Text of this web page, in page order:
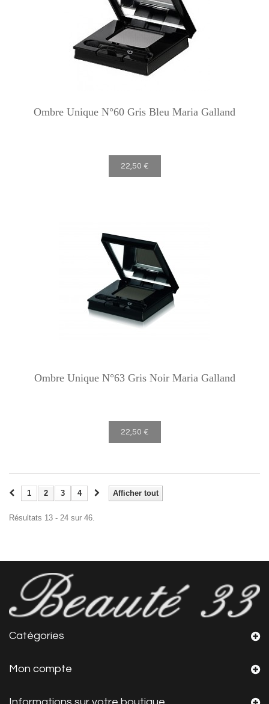
Ombre Unique N°60 Gris Bleu Maria Galland
22,50 €
Ombre Unique N°63 Gris Noir Maria Galland
22,50 €
Afficher tout
1 2 3 4
Résultats 13 - 24 sur 46.
Catégories
Mon compte